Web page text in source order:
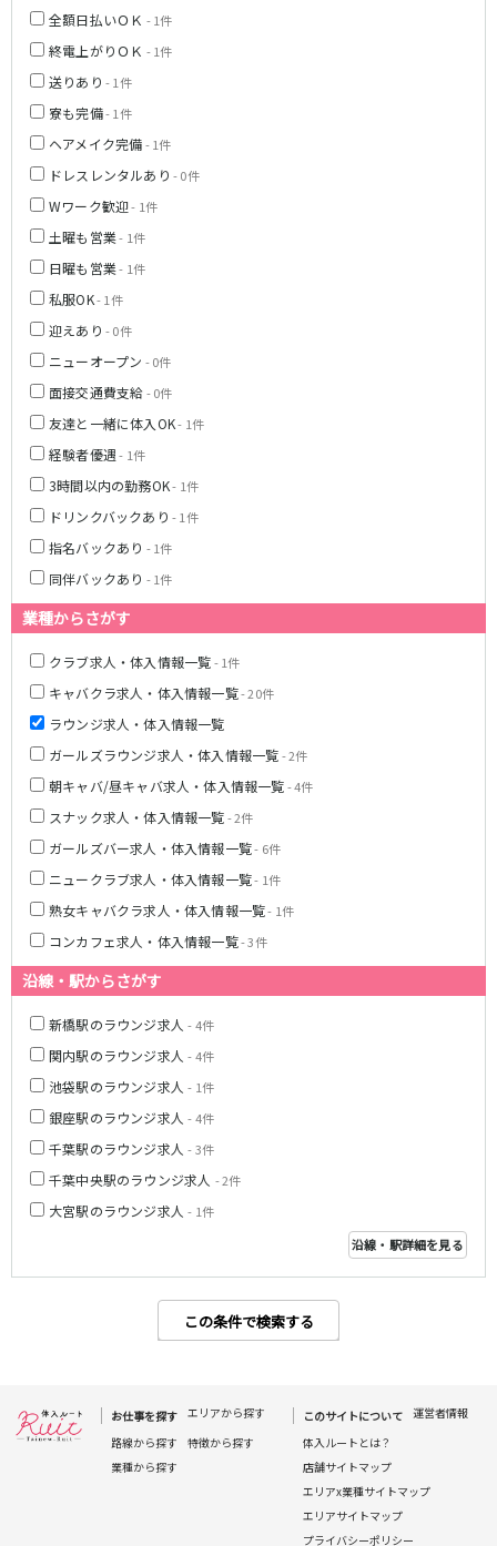
全額日払いＯＫ - 1件
終電上がりＯＫ - 1件
送りあり - 1件
寮も完備- 1件
ヘアメイク完備- 1件
ドレスレンタルあり - 0件
Wワーク歓迎- 1件
土曜も営業- 1件
日曜も営業- 1件
私服OK- 1件
迎えあり - 0件
ニューオープン - 0件
面接交通費支給- 0件
友達と一緒に体入OK- 1件
経験者優遇- 1件
3時間以内の勤務OK- 1件
ドリンクバックあり - 1件
指名バックあり - 1件
同伴バックあり - 1件
業種からさがす
クラブ求人・体入情報一覧- 1件
キャバクラ求人・体入情報一覧- 20件
ラウンジ求人・体入情報一覧
ガールズラウンジ求人・体入情報一覧- 2件
朝キャバ/昼キャバ求人・体入情報一覧- 4件
スナック求人・体入情報一覧- 2件
ガールズバー求人・体入情報一覧- 6件
ニュークラブ求人・体入情報一覧- 1件
熟女キャバクラ求人・体入情報一覧- 1件
コンカフェ求人・体入情報一覧- 3件
沿線・駅からさがす
新橋駅のラウンジ求人- 4件
関内駅のラウンジ求人- 4件
池袋駅のラウンジ求人- 1件
銀座駅のラウンジ求人- 4件
千葉駅のラウンジ求人- 3件
千葉中央駅のラウンジ求人 - 2件
大宮駅のラウンジ求人- 1件
沿線・駅詳細を見る
この条件で検索する
町田駅
相模原駅
古淵駅
東急田園都市線
渋谷駅
三軒茶屋駅
たまプラーザ駅
藤が丘駅
二子玉川駅
宮前平駅
三軒茶屋駅
下高井戸駅
松原駅
JR南武線
立川駅
川崎駅
武蔵溝ノ口駅
武蔵小杉駅
府中本町駅
登戸駅
稲田堤駅
JR横須賀線
新橋駅
横浜駅
久里浜駅
横須賀駅
鎌倉駅
JR埼京線
恵比寿駅
川越駅
北赤羽駅
西武多摩湖線
小田急小田原線
町田駅
祖師ヶ谷大蔵駅
向ヶ丘遊園駅
成城学園前駅
小田急相模原駅
お仕事を探す エリアから探す
路線から探す
特徴から探す
業種から探す
このサイトについて
運営者情報
体入ルートとは？
店舗サイトマップ
エリアx業種サイトマップ
エリアサイトマップ
プライバシーポリシー